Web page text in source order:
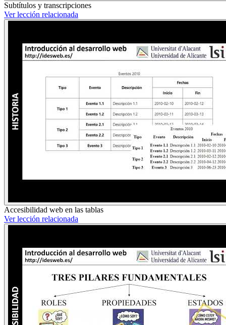
Subtítulos y transcripciones
Ver lección relacionada
Accesibilidad web en las tablas
Ver lección relacionada